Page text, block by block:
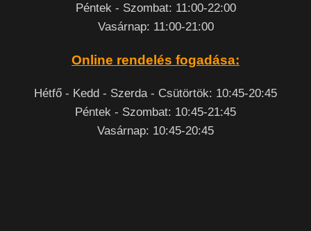
Péntek - Szombat: 11:00-22:00
Vasárnap: 11:00-21:00
Online rendelés fogadása:
Hétfő - Kedd - Szerda - Csütörtök: 10:45-20:45
Péntek - Szombat: 10:45-21:45
Vasárnap: 10:45-20:45